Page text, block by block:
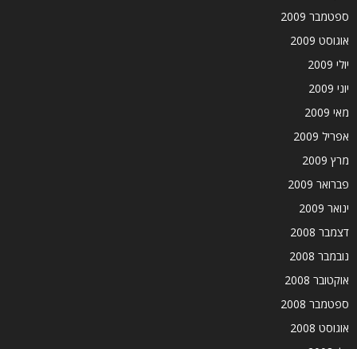
ספטמבר 2009
אוגוסט 2009
יולי 2009
יוני 2009
מאי 2009
אפריל 2009
מרץ 2009
פברואר 2009
ינואר 2009
דצמבר 2008
נובמבר 2008
אוקטובר 2008
ספטמבר 2008
אוגוסט 2008